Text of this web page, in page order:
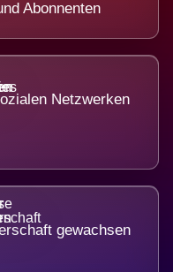
Abonnenten
Netzwerken
gewachsen